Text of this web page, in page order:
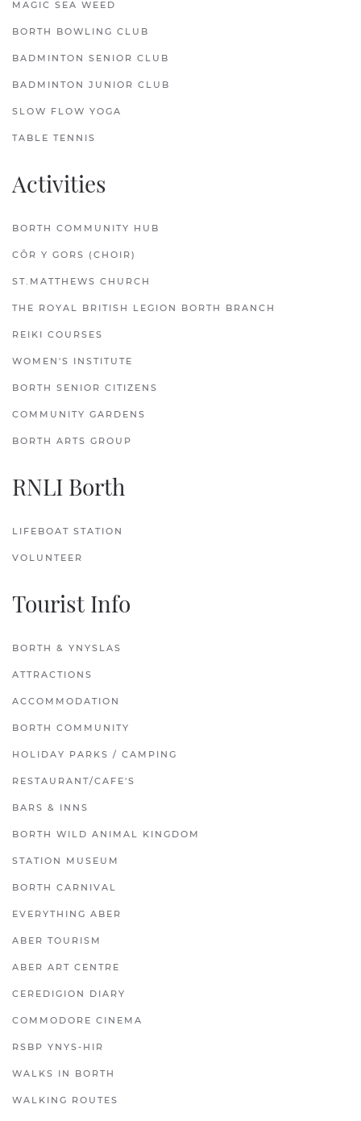
MAGIC SEA WEED
BORTH BOWLING CLUB
BADMINTON SENIOR CLUB
BADMINTON JUNIOR CLUB
SLOW FLOW YOGA
TABLE TENNIS
Activities
BORTH COMMUNITY HUB
CÔR Y GORS (CHOIR)
ST.MATTHEWS CHURCH
THE ROYAL BRITISH LEGION BORTH BRANCH
REIKI COURSES
WOMEN'S INSTITUTE
BORTH SENIOR CITIZENS
COMMUNITY GARDENS
BORTH ARTS GROUP
RNLI Borth
LIFEBOAT STATION
VOLUNTEER
Tourist Info
BORTH & YNYSLAS
ATTRACTIONS
ACCOMMODATION
BORTH COMMUNITY
HOLIDAY PARKS / CAMPING
RESTAURANT/CAFE'S
BARS & INNS
BORTH WILD ANIMAL KINGDOM
STATION MUSEUM
BORTH CARNIVAL
EVERYTHING ABER
ABER TOURISM
ABER ART CENTRE
CEREDIGION DIARY
COMMODORE CINEMA
RSBP YNYS-HIR
WALKS IN BORTH
WALKING ROUTES